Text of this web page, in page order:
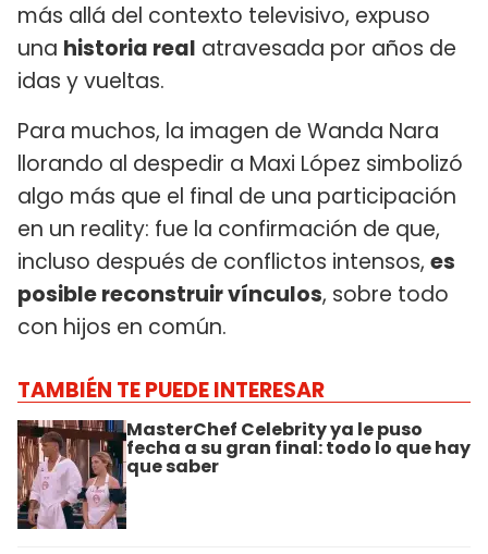
más allá del contexto televisivo, expuso
una historia real atravesada por años de
idas y vueltas.
Para muchos, la imagen de Wanda Nara
llorando al despedir a Maxi López simbolizó
algo más que el final de una participación
en un reality: fue la confirmación de que,
incluso después de conflictos intensos, es
posible reconstruir vínculos, sobre todo
con hijos en común.
TAMBIÉN TE PUEDE INTERESAR
MasterChef Celebrity ya le puso
fecha a su gran final: todo lo que hay
que saber